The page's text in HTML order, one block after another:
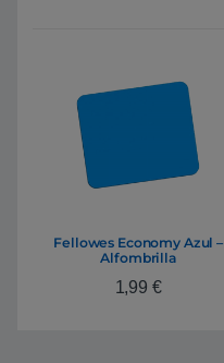
Fellowes Economy Azul –
Alfombrilla
1,99 €